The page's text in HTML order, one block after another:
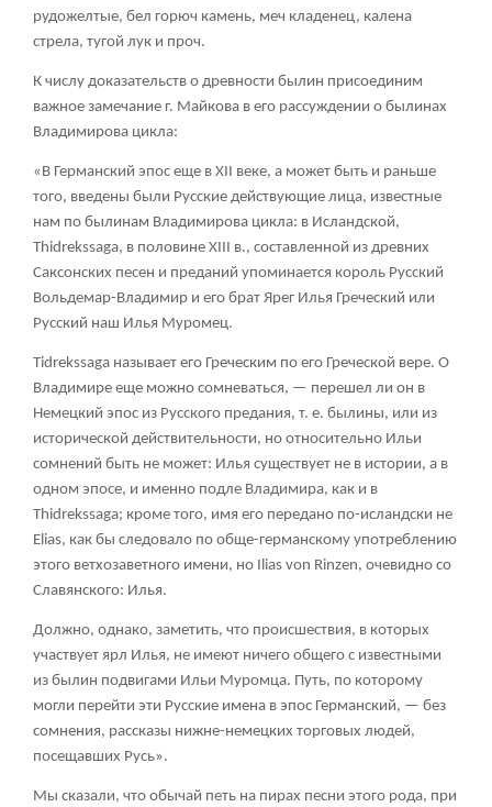
рудожелтые, бел горюч камень, меч кладенец, калена
стрела, тугой лук и проч.
К числу доказательств о древности былин присоединим
важное замечание г. Майкова в его рассуждении о былинах
Владимирова цикла:
«В Германский эпос еще в XII веке, а может быть и раньше
того, введены были Русские действующие лица, известные
нам по былинам Владимирова цикла: в Исландской,
Thidrеkssаgа, в половине XIII в., составленной из древних
Саксонских песен и преданий упоминается король Русский
Вольдемар-Владимир и его брат Ярег Илья Греческий или
Русский наш Илья Муромец.
Tidrеkssаgа называет его Греческим по его Греческой вере. О
Владимире еще можно сомневаться, — перешел ли он в
Немецкий эпос из Русского предания, т. е. былины, или из
исторической действительности, но относительно Ильи
сомнений быть не может: Илья существует не в истории, а в
одном эпосе, и именно подле Владимира, как и в
Thidrеkssаgа; кроме того, имя его передано по-исландски не
Еliаs, как бы следовало по обще-германскому употреблению
этого ветхозаветного имени, но Iliаs vоn Rinzеn, очевидно со
Славянского: Илья.
Должно, однако, заметить, что происшествия, в которых
участвует ярл Илья, не имеют ничего общего с известными
из былин подвигами Ильи Муромца. Путь, по которому
могли перейти эти Русские имена в эпос Германский, — без
сомнения, рассказы нижне-немецких торговых людей,
посещавших Русь».
Мы сказали, что обычай петь на пирах песни этого рода, при